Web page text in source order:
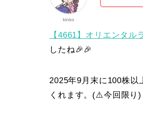
kinko
【4661】オリエンタル
したね🎉🎉
2025年9月末に100株以
くれます。(⚠️今回限り)